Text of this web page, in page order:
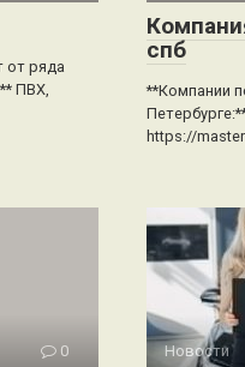
от ряда
ПВХ,
спб
**Компании
https://
0 Новости